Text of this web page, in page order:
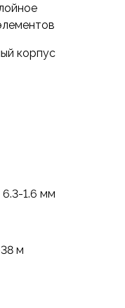
практически
объектов
корпус
1.6 мм
м